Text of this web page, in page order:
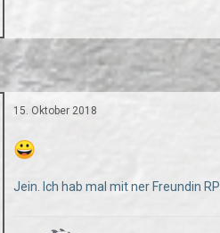
15. Oktober 2018
Jein. Ich hab mal mit ner Freundin